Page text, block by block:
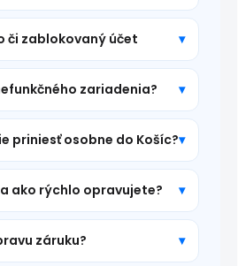
či zablokovaný účet
zariadenia?
priniesť osobne do Košíc?
ako rýchlo opravujete?
záruku?